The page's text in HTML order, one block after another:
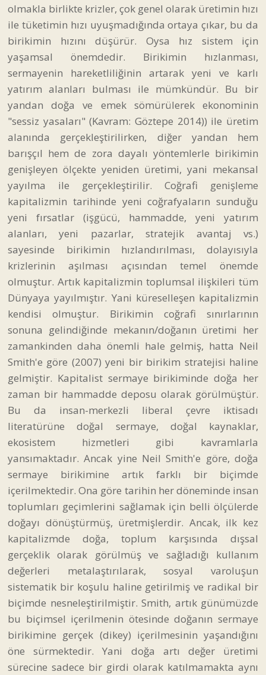
olmakla birlikte krizler, çok genel olarak üretimin hızı
ile tüketimin hızı uyuşmadığında ortaya çıkar, bu da
birikimin hızını düşürür. Oysa hız sistem için
yaşamsal önemdedir. Birikimin hızlanması,
sermayenin hareketliliğinin artarak yeni ve karlı
yatırım alanları bulması ile mümkündür. Bu bir
yandan doğa ve emek sömürülerek ekonominin
"sessiz yasaları" (Kavram: Göztepe 2014)) ile üretim
alanında gerçekleştirilirken, diğer yandan hem
barışçıl hem de zora dayalı yöntemlerle birikimin
genişleyen ölçekte yeniden üretimi, yani mekansal
yayılma ile gerçekleştirilir. Coğrafi genişleme
kapitalizmin tarihinde yeni coğrafyaların sunduğu
yeni fırsatlar (işgücü, hammadde, yeni yatırım
alanları, yeni pazarlar, stratejik avantaj vs.)
sayesinde birikimin hızlandırılması, dolayısıyla
krizlerinin aşılması açısından temel önemde
olmuştur. Artık kapitalizmin toplumsal ilişkileri tüm
Dünyaya yayılmıştır. Yani küreselleşen kapitalizmin
kendisi olmuştur. Birikimin coğrafi sınırlarının
sonuna gelindiğinde mekanın/doğanın üretimi her
zamankinden daha önemli hale gelmiş, hatta Neil
Smith'e göre (2007) yeni bir birikim stratejisi haline
gelmiştir. Kapitalist sermaye birikiminde doğa her
zaman bir hammadde deposu olarak görülmüştür.
Bu da insan-merkezli liberal çevre iktisadı
literatürüne doğal sermaye, doğal kaynaklar,
ekosistem hizmetleri gibi kavramlarla
yansımaktadır. Ancak yine Neil Smith'e göre, doğa
sermaye birikimine artık farklı bir biçimde
içerilmektedir. Ona göre tarihin her döneminde insan
toplumları geçimlerini sağlamak için belli ölçülerde
doğayı dönüştürmüş, üretmişlerdir. Ancak, ilk kez
kapitalizmde doğa, toplum karşısında dışsal
gerçeklik olarak görülmüş ve sağladığı kullanım
değerleri metalaştırılarak, sosyal varoluşun
sistematik bir koşulu haline getirilmiş ve radikal bir
biçimde nesneleştirilmiştir. Smith, artık günümüzde
bu biçimsel içerilmenin ötesinde doğanın sermaye
birikimine gerçek (dikey) içerilmesinin yaşandığını
öne sürmektedir. Yani doğa artı değer üretimi
sürecine sadece bir girdi olarak katılmamakta aynı